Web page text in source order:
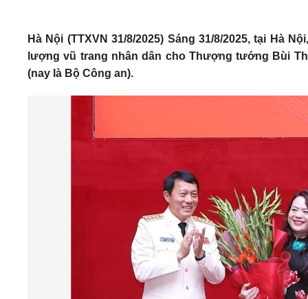
Hà Nội (TTXVN 31/8/2025) Sáng 31/8/2025, tại Hà
lượng vũ trang nhân dân cho Thượng tướng Bùi
(nay là Bộ Công an).